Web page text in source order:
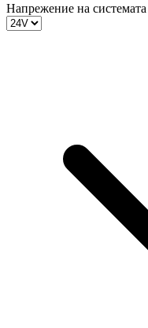
Напрежение на системата